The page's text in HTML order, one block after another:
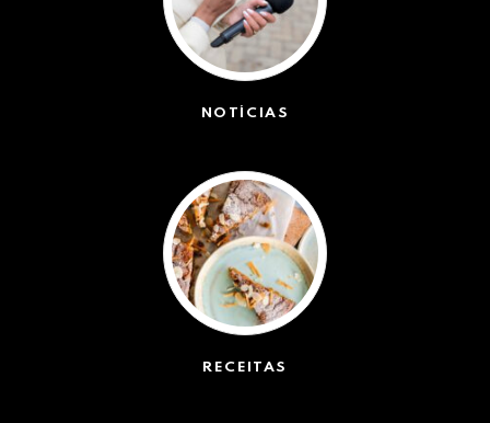
NOTÍCIAS
RECEITAS